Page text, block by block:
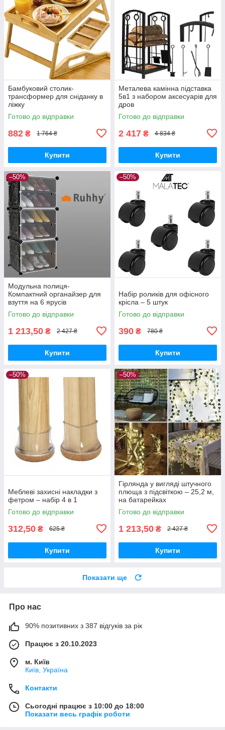
Бамбуковий столик-
трансформер для сніданку в
ліжку
Готово до відправки
882 ₴ 1 764 ₴
Купити
Металева камінна підставка
5в1 з набором аксесуарів для
дров
Готово до відправки
2 417 ₴ 4 834 ₴
Купити
–50%
Модульна полиця-
Компактний органайзер для
взуття на 6 ярусів
Готово до відправки
1 213,50 ₴ 2 427 ₴
Купити
–50%
Набір роликів для офісного
крісла – 5 штук
Готово до відправки
390 ₴ 780 ₴
Купити
–50%
Меблеві захисні накладки з
фетром – набір 4 в 1
Готово до відправки
312,50 ₴ 625 ₴
Купити
–50%
Гірлянда у вигляді штучного
плюща з підсвіткою – 25,2 м,
на батарейках
Готово до відправки
1 213,50 ₴ 2 427 ₴
Купити
Показати ще
Про нас
90% позитивних з 387 відгуків за рік
Працює з 20.10.2023
м. Київ
Київ, Україна
Контакти
Сьогодні працює з 10:00 до 18:00
Показати весь графік роботи